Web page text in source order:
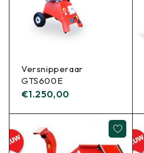
Versnipperaar
GTS600E
€1.250,00